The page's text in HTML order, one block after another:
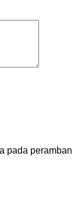
pada peramban